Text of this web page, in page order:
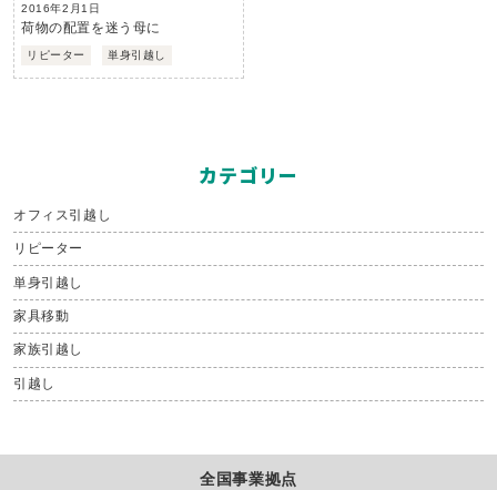
2016年2月1日
荷物の配置を迷う母に
リピーター 単身引越し
カテゴリー
オフィス引越し
リピーター
単身引越し
家具移動
家族引越し
引越し
全国事業拠点